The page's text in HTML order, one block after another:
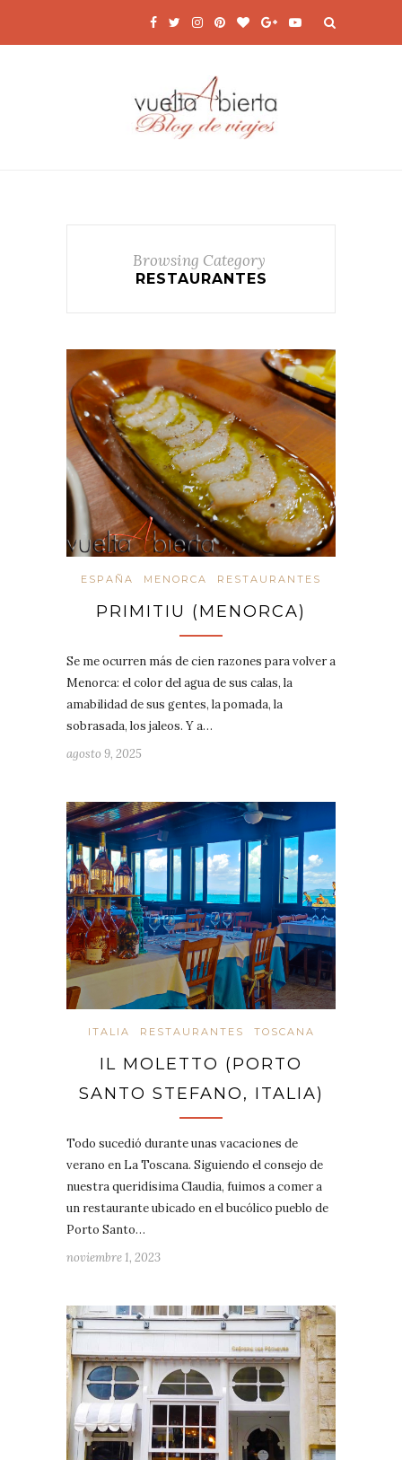
Browsing Category
RESTAURANTES
ESPAÑA MENORCA RESTAURANTES
PRIMITIU (MENORCA)
Se me ocurren más de cien razones para volver a
Menorca: el color del agua de sus calas, la
amabilidad de sus gentes, la pomada, la
sobrasada, los jaleos. Y a…
agosto 9, 2025
ITALIA RESTAURANTES TOSCANA
IL MOLETTO (PORTO
SANTO STEFANO, ITALIA)
Todo sucedió durante unas vacaciones de
verano en La Toscana. Siguiendo el consejo de
nuestra queridísima Claudia, fuimos a comer a
un restaurante ubicado en el bucólico pueblo de
Porto Santo…
noviembre 1, 2023